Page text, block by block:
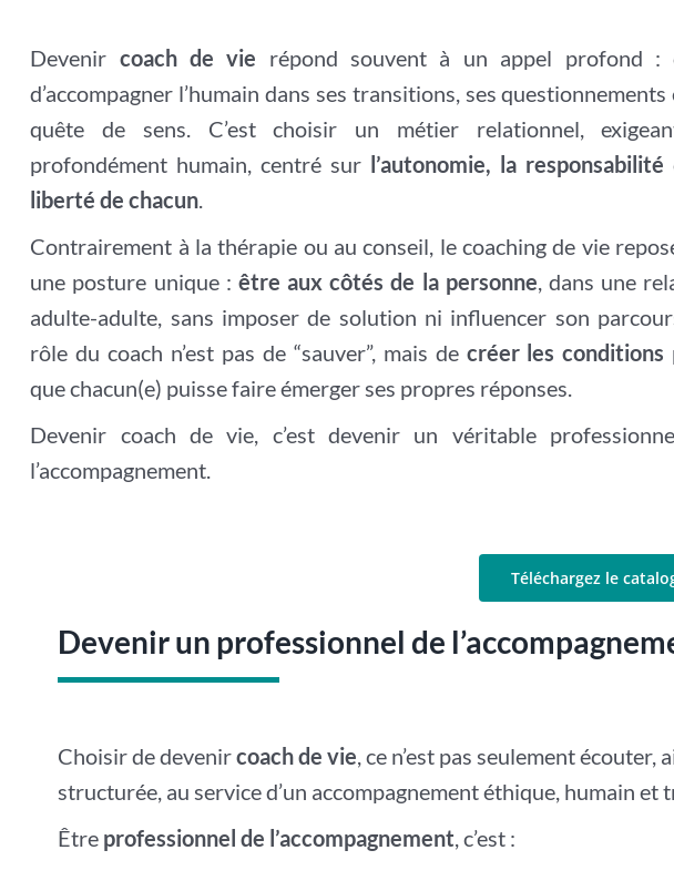
Devenir coach de vie répond souvent à un appel profond :
d’accompagner l’humain dans ses transitions, ses questionnements
quête de sens. C’est choisir un métier relationnel,
profondément humain, centré sur l’autonomie, la responsabilité
liberté de chacun.
Contrairement à la thérapie ou au conseil, le coaching de vie
une posture unique : être aux côtés de la personne, dans une
adulte-adulte, sans imposer de solution ni influencer son
rôle du coach n’est pas de “sauver”, mais de créer les conditions
que chacun(e) puisse faire émerger ses propres réponses.
Devenir coach de vie, c’est devenir un véritable
l’accompagnement.
Téléchargez le
Devenir un professionnel de
Choisir de devenircoach de vie, ce n’est pas seulement écouter,
structurée, au service d’un accompagnement éthique, humain et
Être professionnel de l’accompagnement, c’est :